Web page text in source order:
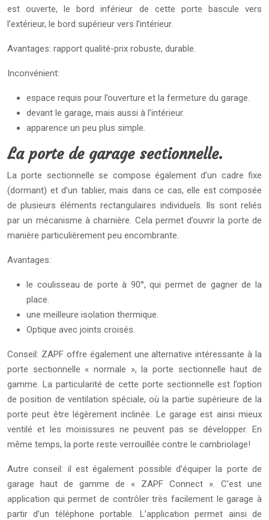
est ouverte, le bord inférieur de cette porte bascule vers
l’extérieur, le bord supérieur vers l’intérieur.
Avantages: rapport qualité-prix robuste, durable.
Inconvénient:
espace requis pour l’ouverture et la fermeture du garage.
devant le garage, mais aussi à l’intérieur.
apparence un peu plus simple.
La porte de garage sectionnelle.
La porte sectionnelle se compose également d’un cadre fixe
(dormant) et d’un tablier, mais dans ce cas, elle est composée
de plusieurs éléments rectangulaires individuels. Ils sont reliés
par un mécanisme à charnière. Cela permet d’ouvrir la porte de
manière particulièrement peu encombrante.
Avantages:
le coulisseau de porte à 90°, qui permet de gagner de la
place.
une meilleure isolation thermique.
Optique avec joints croisés.
Conseil: ZAPF offre également une alternative intéressante à la
porte sectionnelle « normale », la porte sectionnelle haut de
gamme. La particularité de cette porte sectionnelle est l’option
de position de ventilation spéciale, où la partie supérieure de la
porte peut être légèrement inclinée. Le garage est ainsi mieux
ventilé et les moisissures ne peuvent pas se développer. En
même temps, la porte reste verrouillée contre le cambriolage!
Autre conseil: il est également possible d’équiper la porte de
garage haut de gamme de « ZAPF Connect ». C’est une
application qui permet de contrôler très facilement le garage à
partir d’un téléphone portable. L’application permet ainsi de